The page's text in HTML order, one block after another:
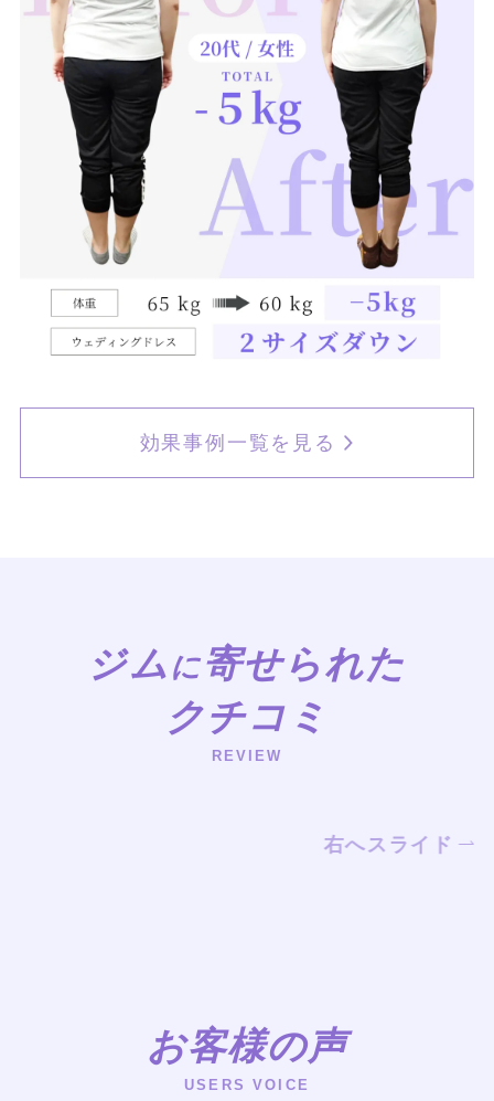
効果事例一覧を見る
ジム に寄せられた
クチコミ
REVIEW
右へスライド
お客様の声
USERS VOICE